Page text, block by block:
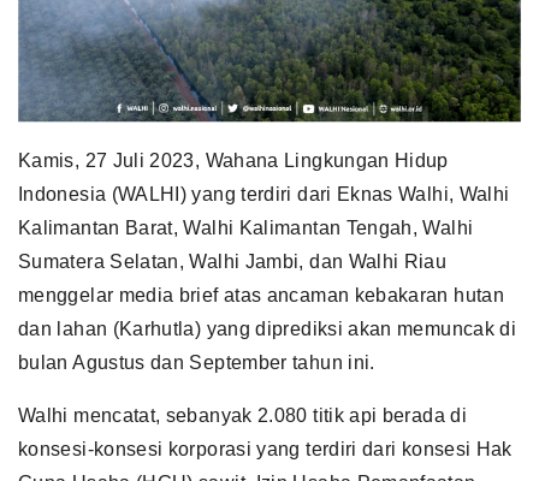
Kamis, 27 Juli 2023, Wahana Lingkungan Hidup
Indonesia (WALHI) yang terdiri dari Eknas Walhi, Walhi
Kalimantan Barat, Walhi Kalimantan Tengah, Walhi
Sumatera Selatan, Walhi Jambi, dan Walhi Riau
menggelar media brief atas ancaman kebakaran hutan
dan lahan (Karhutla) yang diprediksi akan memuncak di
bulan Agustus dan September tahun ini.
Walhi mencatat, sebanyak 2.080 titik api berada di
konsesi-konsesi korporasi yang terdiri dari konsesi Hak